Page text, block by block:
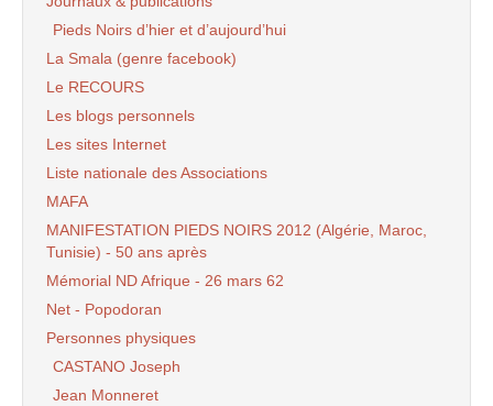
Pieds Noirs d’hier et d’aujourd’hui
La Smala (genre facebook)
Le RECOURS
Les blogs personnels
Les sites Internet
Liste nationale des Associations
MAFA
MANIFESTATION PIEDS NOIRS 2012 (Algérie, Maroc,
Tunisie) - 50 ans après
Mémorial ND Afrique - 26 mars 62
Net - Popodoran
Personnes physiques
CASTANO Joseph
Jean Monneret